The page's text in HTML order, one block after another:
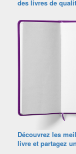
des livres de
Découvrez les
livre et partagez